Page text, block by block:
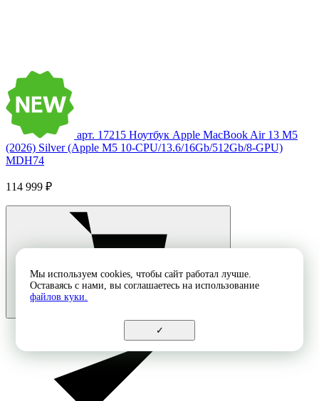
арт. 17215 Ноутбук Apple MacBook Air 13 M5
(2026) Silver (Apple M5 10-CPU/13.6/16Gb/512Gb/8-GPU)
MDH74
114 999 ₽
Мы используем cookies, чтобы сайт работал лучше.
Оставаясь с нами, вы соглашаетесь на использование
файлов куки.
✓